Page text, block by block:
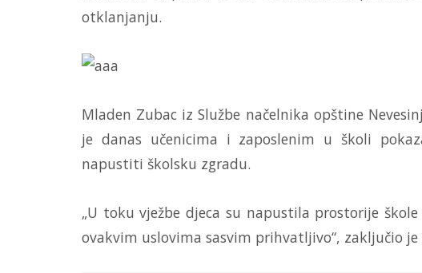
otklanjanju.
Mladen Zubac iz Službe načelnika opštine
je danas učenicima i zaposlenim u školi
napustiti školsku zgradu.
„U toku vježbe djeca su napustila prostorije
ovakvim uslovima sasvim prihvatljivo“, zaključio je